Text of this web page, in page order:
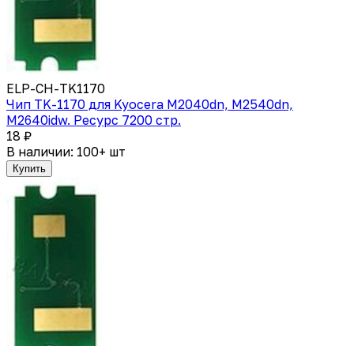
ELP-CH-TK1170
Чип TK-1170 для Kyocera M2040dn, M2540dn,
M2640idw. Ресурс 7200 стр.
18 ₽
В наличии: 100+ шт
Купить